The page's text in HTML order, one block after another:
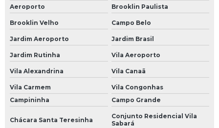
Bateria de Carro de 60 Amperes
Bateria de Gel para Carro
Bateria do Carro
Bateria Heliar Carro
Bateria Moura Carro
Bateria Moura de Carro
Bateria Moura para Carro
Bateria para Carro
Aeroporto
Brooklin Paulista
Brooklin Velho Campo Belo
Jardim Aeroporto Jardim Brasil
Jardim Rutinha Vila Aeroporto
Vila Alexandrina Vila Canaã
Vila Carmem
Vila Congonhas
Campininha
Campo Grande
Chácara Santa Teresinha
Conjunto Residencial Vila
Sabará